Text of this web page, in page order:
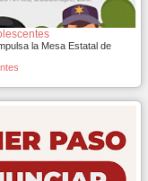
la Mesa Estatal de